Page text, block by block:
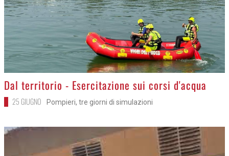
>
Dal territorio - Esercitazione sui corsi d'acqua
25 GIUGNO Pompieri, tre giorni di simulazioni